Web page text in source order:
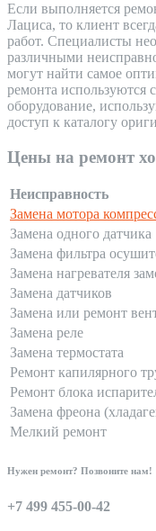
Если выполняется
Лациса, то клиент
работ. Специалисты
различными
могут найти самое
ремонта используются
оборудование,
доступ к каталогу
Цены на ремонт
Неисправность
Замена мотора
Замена одного датчика
Замена фильтра
Замена нагревателя
Замена датчиков
Замена или ремонт
Замена реле
Замена термостата
Ремонт капилярного
Ремонт блока
Замена фреона
Мелкий ремонт
Нужен ремонт? Позвоните нам!
+7 499 455-00-42